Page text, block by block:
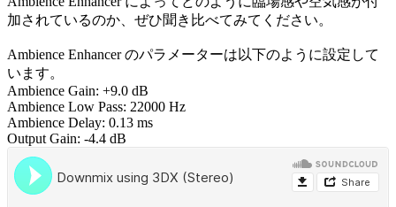
加されているのか、ぜひ聞き比べてみてください。
Ambience Enhancer のパラメーターは以下のように設定して
います。
Ambience Gain: +9.0 dB
Ambience Low Pass: 22000 Hz
Ambience Delay: 0.13 ms
Output Gain: -4.4 dB